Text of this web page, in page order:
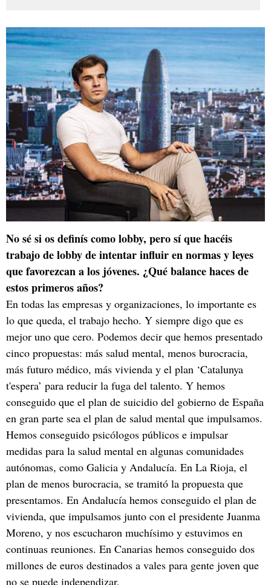
No sé si os definís como lobby, pero sí que hacéis
trabajo de lobby de intentar influir en normas y leyes
que favorezcan a los jóvenes. ¿Qué balance haces de
estos primeros años?
En todas las empresas y organizaciones, lo importante es
lo que queda, el trabajo hecho. Y siempre digo que es
mejor uno que cero. Podemos decir que hemos presentado
cinco propuestas: más salud mental, menos burocracia,
más futuro médico, más vivienda y el plan ‘Catalunya
t'espera’ para reducir la fuga del talento. Y hemos
conseguido que el plan de suicidio del gobierno de España
en gran parte sea el plan de salud mental que impulsamos.
Hemos conseguido psicólogos públicos e impulsar
medidas para la salud mental en algunas comunidades
autónomas, como Galicia y Andalucía. En La Rioja, el
plan de menos burocracia, se tramitó la propuesta que
presentamos. En Andalucía hemos conseguido el plan de
vivienda, que impulsamos junto con el presidente Juanma
Moreno, y nos escucharon muchísimo y estuvimos en
continuas reuniones. En Canarias hemos conseguido dos
millones de euros destinados a vales para gente joven que
no se puede independizar.